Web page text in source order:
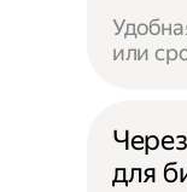
или
для